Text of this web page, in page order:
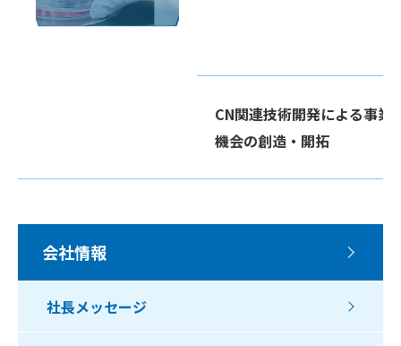
CN関連技術開発による事業
機会の創造・開拓
会社情報
社長メッセージ